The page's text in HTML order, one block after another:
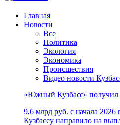
Главная
Новости
Все
Политика
Экология
Экономика
Происшествия
Видео новости
«Южный Кузбасс» получил
9,6 млрд руб. с начала
Кузбассу направило на